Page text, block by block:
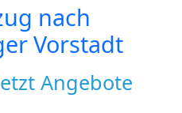
nach
Vorstadt
Angebote